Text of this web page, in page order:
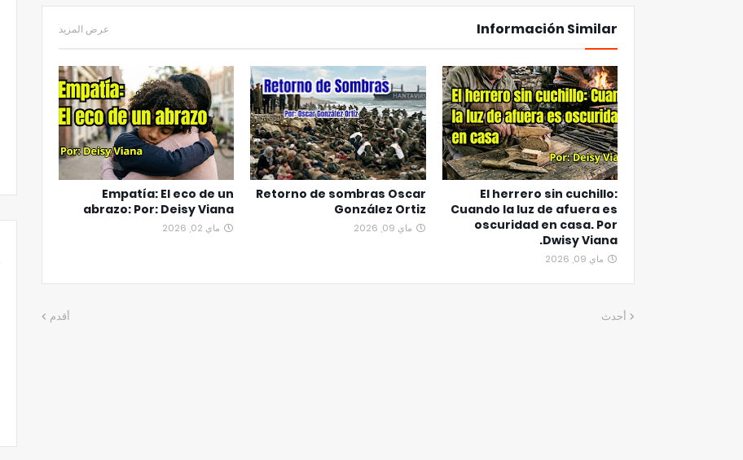
Información Similar عرض المزيد
El herrero sin cuchillo:
Cuando la luz de afuera es
oscuridad en casa. Por
Dwisy Viana.
ماي 09, 2026
Retorno de sombras Oscar
González Ortiz
ماي 09, 2026
Empatía: El eco de un
abrazo: Por: Deisy Viana
ماي 02, 2026
أحدث أقدم